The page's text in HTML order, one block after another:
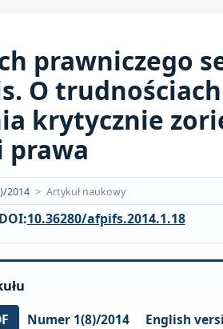
prawniczego
O trudnościach
krytycznie
prawa
2014 > Artykuł naukowy
DOI:10.36280/afpifs.2014.1.18
Numer 1(8)/2014 English